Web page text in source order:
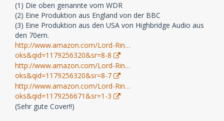
(1) Die oben genannte vom WDR
(2) Eine Produktion aus England von der BBC
(3) Eine Produktion aus den USA von Highbridge Audio aus
den 70ern.
http://www.amazon.com/Lord-Rin…
oks&qid=1179256320&sr=8-8
http://www.amazon.com/Lord-Rin…
oks&qid=1179256320&sr=8-7
http://www.amazon.com/Lord-Rin…
oks&qid=1179256671&sr=1-3
(Sehr gute Cover!!)